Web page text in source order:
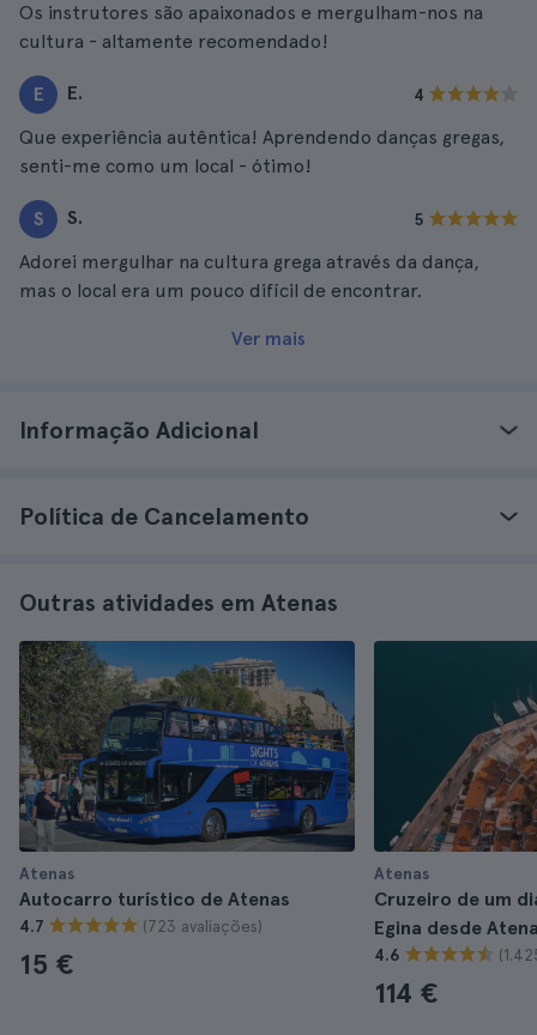
Os instrutores são apaixonados e mergulham-nos na
cultura - altamente recomendado!
E E. 4
Que experiência autêntica! Aprendendo danças gregas,
senti-me como um local - ótimo!
S S. 5
Adorei mergulhar na cultura grega através da dança,
mas o local era um pouco difícil de encontrar.
Ver mais
Informação Adicional
Política de Cancelamento
Outras atividades em Atenas
Atenas
Autocarro turístico de Atenas
4.7 (723 avaliações)
15 €
Atenas
Cruzeiro de um
Egina desde
4.6
114 €